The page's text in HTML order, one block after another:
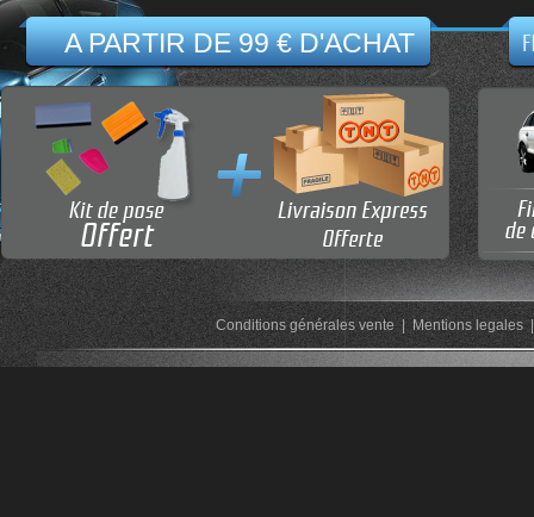
A PARTIR DE 99 € D'ACHAT
Conditions générales vente | Mentions legales